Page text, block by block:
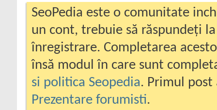
SeoPedia este o comunitate
un cont, trebuie să răspundeți
înregistrare. Completarea
însă modul în care sunt
si politica Seopedia. Primul
Prezentare forumisti.